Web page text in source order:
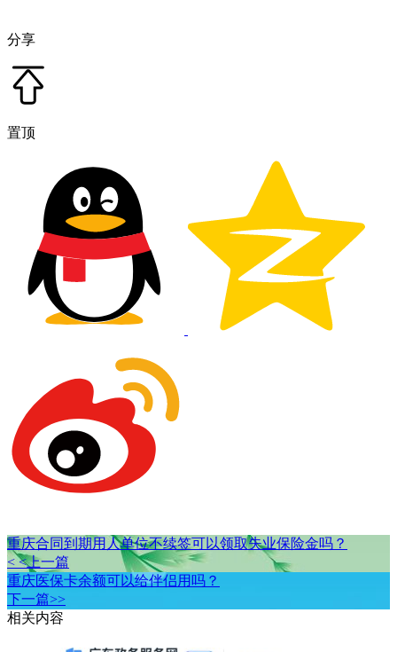
分享
置顶
重庆合同到期用人单位不续签可以领取失业保险金吗？
< <上一篇
重庆医保卡余额可以给伴侣用吗？
下一篇>>
相关内容